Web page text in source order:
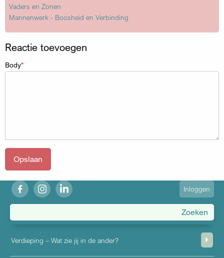
Vaders en Zonen
Mannenwerk - Boosheid en Verbinding
Reactie toevoegen
Body
fb ig in
User
account
menu
Inloggen
Verdieping – Wat zie jij in de ander?